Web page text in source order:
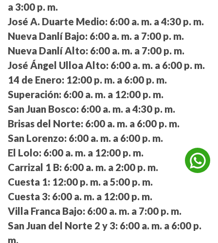
a 3:00 p. m.
José A. Duarte Medio: 6:00 a. m. a 4:30 p. m.
Nueva Danlí Bajo: 6:00 a. m. a 7:00 p. m.
Nueva Danlí Alto: 6:00 a. m. a 7:00 p. m.
José Ángel Ulloa Alto: 6:00 a. m. a 6:00 p. m.
14 de Enero: 12:00 p. m. a 6:00 p. m.
Superación: 6:00 a. m. a 12:00 p. m.
San Juan Bosco: 6:00 a. m. a 4:30 p. m.
Brisas del Norte: 6:00 a. m. a 6:00 p. m.
San Lorenzo: 6:00 a. m. a 6:00 p. m.
El Lolo: 6:00 a. m. a 12:00 p. m.
Carrizal 1 B: 6:00 a. m. a 2:00 p. m.
Cuesta 1: 12:00 p. m. a 5:00 p. m.
Cuesta 3: 6:00 a. m. a 12:00 p. m.
Villa Franca Bajo: 6:00 a. m. a 7:00 p. m.
San Juan del Norte 2 y 3: 6:00 a. m. a 6:00 p.
m.